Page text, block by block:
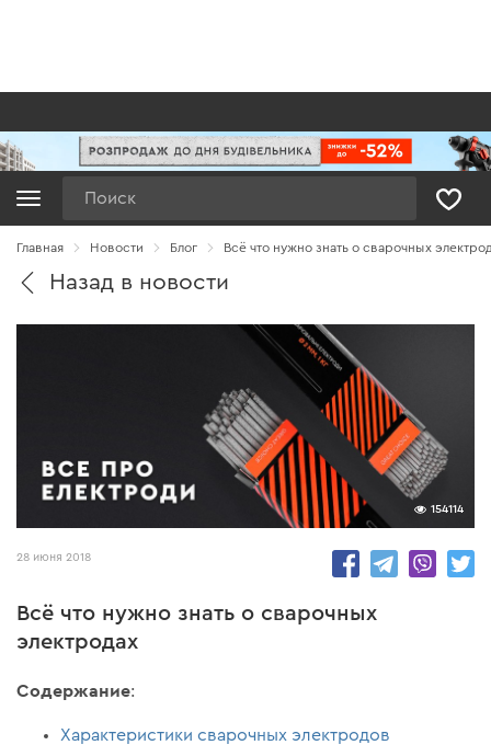
Главная Новости Блог Всё что нужно знать о сварочных
Назад в новости
154114
28 июня 2018
Всё что нужно знать о сварочных
электродах
Содержание:
Характеристики сварочных электродов